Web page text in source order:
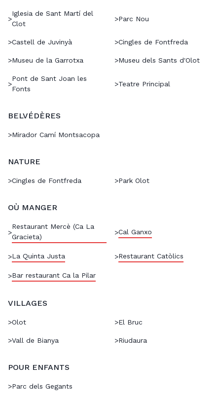
>
Iglesia de Sant Martí del
Clot
>Parc Nou
>Castell de Juvinyà >Cingles de Fontfreda
>Museu de la Garrotxa >Museu dels Sants d'Olot
>
Pont de Sant Joan les
Fonts
>Teatre Principal
BELVÉDÈRES
>Mirador Camí Montsacopa
NATURE
>Cingles de Fontfreda >Park Olot
OÙ MANGER
>
Restaurant Mercè (Ca La
Gracieta)
>Cal Ganxo
>La Quinta Justa >Restaurant Catòlics
>Bar restaurant Ca la Pilar
VILLAGES
>Olot >El Bruc
>Vall de Bianya >Riudaura
POUR ENFANTS
>Parc dels Gegants